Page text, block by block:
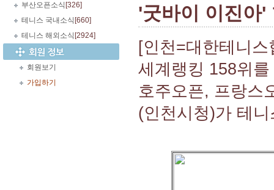
부산오픈소식 [326]
테니스 국내소식 [660]
테니스 해외소식 [2924]
회원보기
가입하기
'굿바이 이진아'
[인천=대한테니
세계랭킹 158위
호주오픈, 프랑스
(인천시청)가 테